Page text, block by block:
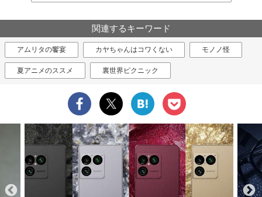
関連するキーワード
アムリタの饗宴 カヤちゃんはコワくない モノノ怪
夏アニメのススメ 裏世界ピクニック